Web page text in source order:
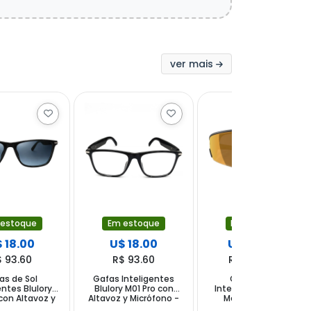
ver mais
18.00
93.60
de Sol
Blulory
Altavoz y
Em estoque
U$ 18.00
R$ 93.60
Gafas Inteligentes
Blulory M01 Pro con
Altavoz y Micrófono -
Em estoque
U$ 559.00
R$ 2,906.80
Gafas de Sol
Inteligentes Oakley
Meta Vanguard